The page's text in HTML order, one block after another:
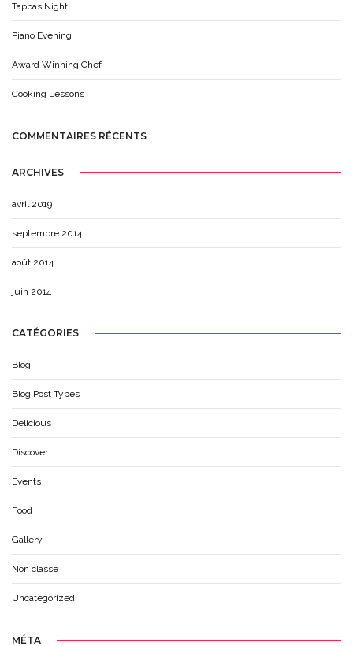
Tappas Night
Piano Evening
Award Winning Chef
Cooking Lessons
COMMENTAIRES RÉCENTS
ARCHIVES
avril 2019
septembre 2014
août 2014
juin 2014
CATÉGORIES
Blog
Blog Post Types
Delicious
Discover
Events
Food
Gallery
Non classé
Uncategorized
MÉTA